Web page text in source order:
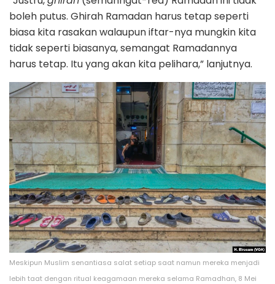
boleh putus. Ghirah Ramadan harus tetap seperti
biasa kita rasakan walaupun iftar-nya mungkin kita
tidak seperti biasanya, semangat Ramadannya
harus tetap. Itu yang akan kita pelihara,” lanjutnya.
Meskipun Muslim senantiasa salat setiap saat namun mereka menjadi
lebih taat dengan ritual keagamaan mereka selama Ramadhan, 8 Mei